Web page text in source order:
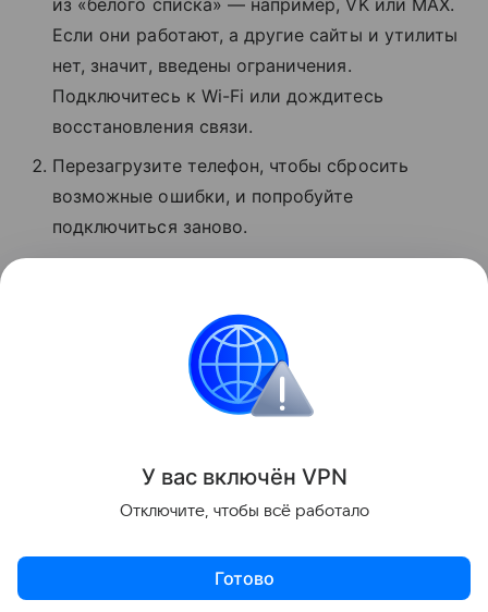
из «белого списка» — например, VK или MAX.
Если они работают, а другие сайты и утилиты
нет, значит, введены ограничения.
Подключитесь к Wi-Fi или дождитесь
восстановления связи.
Перезагрузите телефон, чтобы сбросить
возможные ошибки, и попробуйте
подключиться заново.
Обратитесь в поддержку оператора.
Поделиться
У вас включён VPN
Отключите, чтобы всё работало
Готово